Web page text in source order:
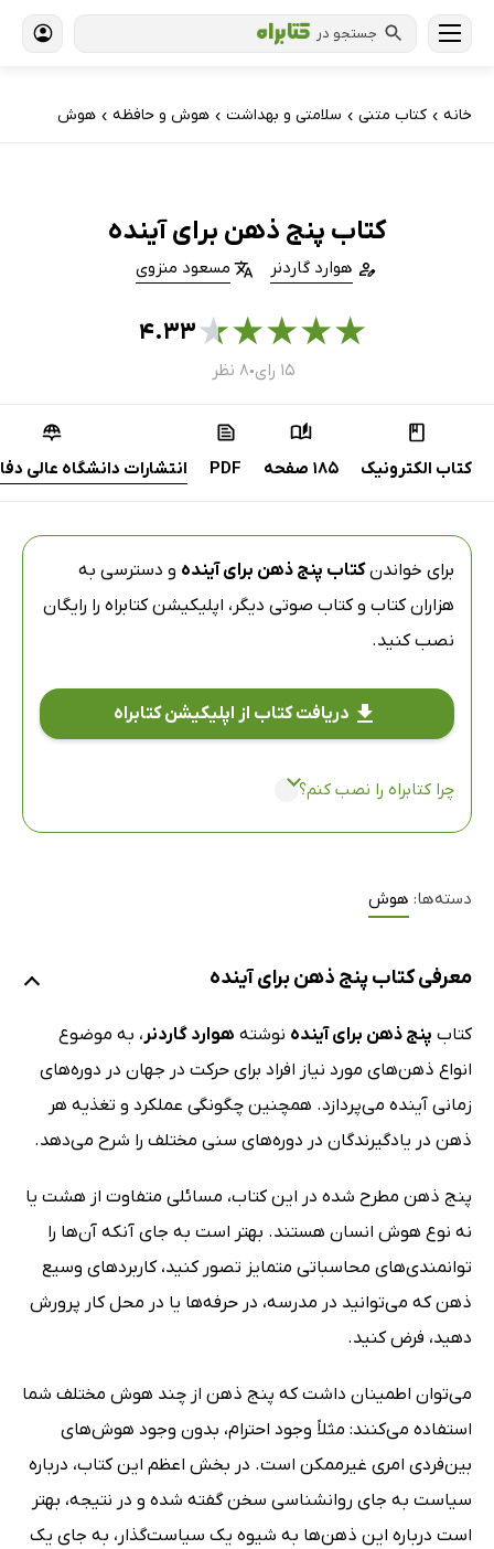
جستجو در
خانه › کتاب‌ متنی › سلامتی و بهداشت › هوش و حافظه › هوش
کتاب پنج ذهن برای آینده
هوارد گاردنر مسعود منزوی
★
★
★
★
★۴.۳۳
۱۵ رای ● ۸ نظر
کتاب الکترونیک 185 صفحه PDF انتشارات دانشگاه عالی
برای خواندنکتاب پنج ذهن برای آینده و دسترسی به
هزاران کتاب و کتاب صوتی دیگر، اپلیکیشن کتابراه را رایگان
نصب کنید.
دریافت کتاب از اپلیکیشن کتابراه
چرا کتابراه را نصب کنم؟
دسته‌ها: هوش
معرفی کتاب پنج ذهن برای آینده
کتاب پنج ذهن برای آینده نوشته هوارد گاردنر، به موضوع
انواع ذهن‌های مورد نیاز افراد برای حرکت در جهان در دوره‌های
زمانی آینده می‌پردازد. همچنین چگونگی عملکرد و تغذیه هر
ذهن در یادگیرندگان در دوره‌های سنی مختلف را شرح می‌دهد.
پنج ذهن مطرح شده در این کتاب، مسائلی متفاوت از هشت یا
نه نوع هوش انسان هستند. بهتر است به جای آنکه آن‌ها را
توانمندی‌های محاسباتی متمایز تصور کنید، کاربردهای وسیع
ذهن که می‌توانید در مدرسه، در حرفه‌ها یا در محل کار پرورش
دهید، فرض کنید.
می‌توان اطمینان داشت که پنج ذهن از چند هوش مختلف شما
استفاده می‌کنند: مثلاً وجود احترام، بدون وجود هوش‌های
بین‌فردی امری غیرممکن است. در بخش اعظم این کتاب، درباره
سیاست به جای روانشناسی سخن گفته شده و در نتیجه، بهتر
است درباره این ذهن‌ها به شیوه یک سیاست‌گذار، به جای یک